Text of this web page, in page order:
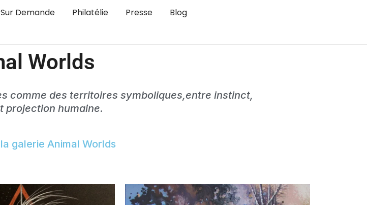
Sur Demande Philatélie Presse
Blog
Worlds
comme des territoires symboliques,entre instinct,
projection humaine.
galerie Animal Worlds